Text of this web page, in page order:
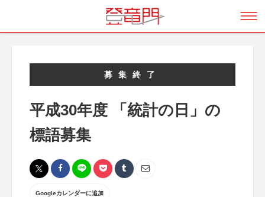
募集終了
平成30年度 「統計の日」の
標語募集
Googleカレンダーに追加